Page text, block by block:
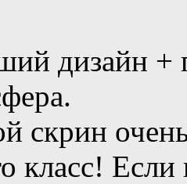
дизайн +
скрин
класс!